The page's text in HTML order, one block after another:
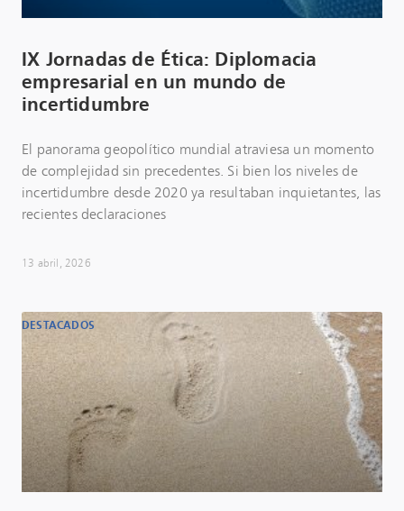
IX Jornadas de Ética: Diplomacia
empresarial en un mundo de
incertidumbre
El panorama geopolítico mundial atraviesa un momento
de complejidad sin precedentes. Si bien los niveles de
incertidumbre desde 2020 ya resultaban inquietantes, las
recientes declaraciones
13 abril, 2026
DESTACADOS